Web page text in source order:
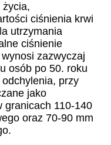
życia,
ciśnienia krwi
utrzymania
ciśnienie
zazwyczaj
osób po 50. roku
przy
jako
granicach 110-140
oraz 70-90 mm